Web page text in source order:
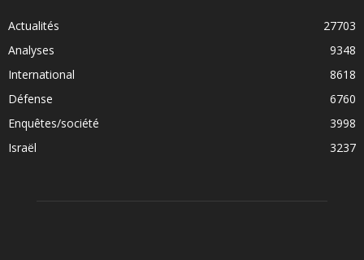
Actualités
27703
Analyses
9348
International
8618
Défense
6760
Enquêtes/société
3998
Israël
3237